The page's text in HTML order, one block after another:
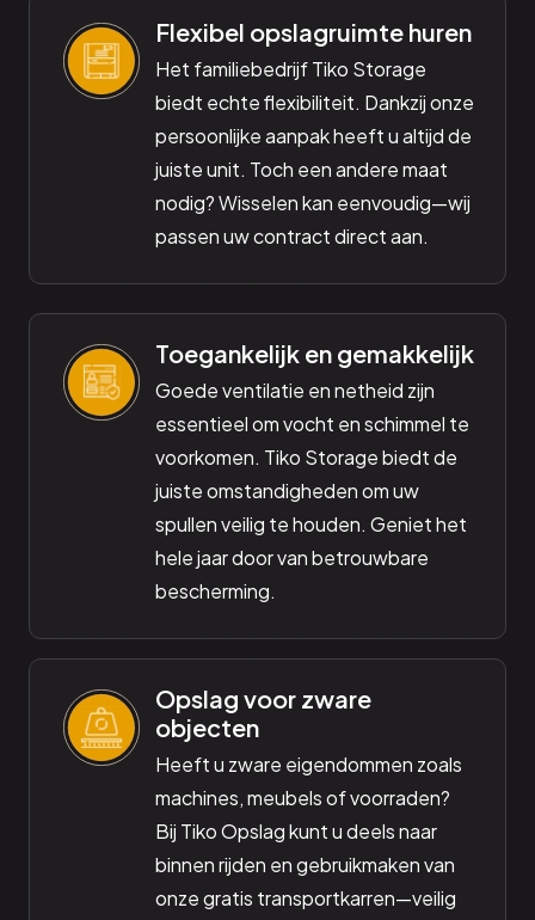
Flexibel opslagruimte huren
Het familiebedrijf Tiko Storage
biedt echte flexibiliteit. Dankzij onze
persoonlijke aanpak heeft u altijd de
juiste unit. Toch een andere maat
nodig? Wisselen kan eenvoudig—wij
passen uw contract direct aan.
Toegankelijk en gemakkelijk
Goede ventilatie en netheid zijn
essentieel om vocht en schimmel te
voorkomen. Tiko Storage biedt de
juiste omstandigheden om uw
spullen veilig te houden. Geniet het
hele jaar door van betrouwbare
bescherming.
Opslag voor zware
objecten
Heeft u zware eigendommen zoals
machines, meubels of voorraden?
Bij Tiko Opslag kunt u deels naar
binnen rijden en gebruikmaken van
onze gratis transportkarren—veilig